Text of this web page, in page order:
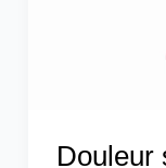
Douleur
la